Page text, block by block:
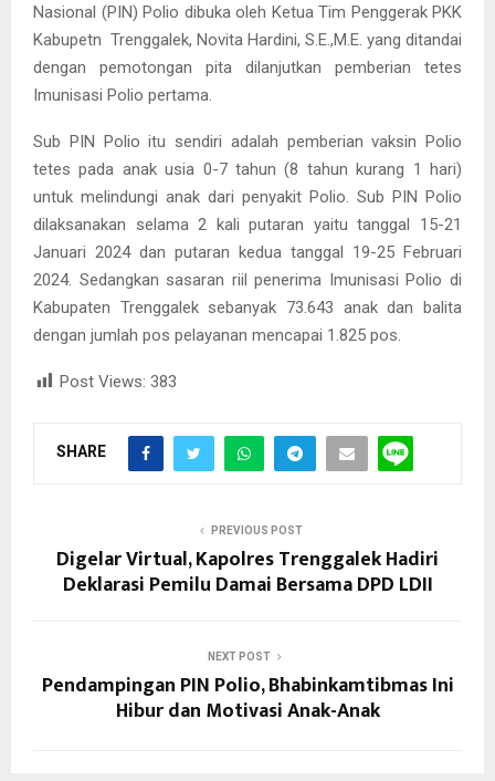
Nasional (PIN) Polio dibuka oleh Ketua Tim Penggerak PKK
Kabupetn Trenggalek, Novita Hardini, S.E.,M.E. yang ditandai
dengan pemotongan pita dilanjutkan pemberian tetes
Imunisasi Polio pertama.
Sub PIN Polio itu sendiri adalah pemberian vaksin Polio
tetes pada anak usia 0-7 tahun (8 tahun kurang 1 hari)
untuk melindungi anak dari penyakit Polio. Sub PIN Polio
dilaksanakan selama 2 kali putaran yaitu tanggal 15-21
Januari 2024 dan putaran kedua tanggal 19-25 Februari
2024. Sedangkan sasaran riil penerima Imunisasi Polio di
Kabupaten Trenggalek sebanyak 73.643 anak dan balita
dengan jumlah pos pelayanan mencapai 1.825 pos.
Post Views: 383
SHARE
PREVIOUS POST
Digelar Virtual, Kapolres Trenggalek Hadiri
Deklarasi Pemilu Damai Bersama DPD LDII
NEXT POST
Pendampingan PIN Polio, Bhabinkamtibmas Ini
Hibur dan Motivasi Anak-Anak